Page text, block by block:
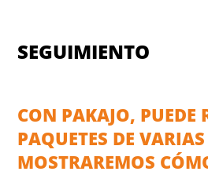
SEGUIMIENTO
CON PAKAJO, PUEDE
PAQUETES DE
MOSTRAREMOS